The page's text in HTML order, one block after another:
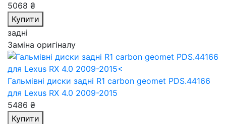
5068 ₴
Купити
задні
Заміна оригіналу
Гальмівні диски задні R1 carbon geomet PDS.44166
для Lexus RX 4.0 2009-2015
5486 ₴
Купити